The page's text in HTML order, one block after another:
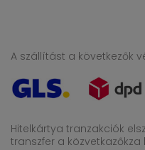
A szállítást a következők
Hitelkártya tranzakciók
transzfer a